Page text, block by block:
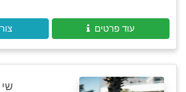
עוד פרטים